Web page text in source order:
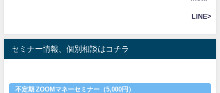
LINE>
セミナー情報、個別相談はコチラ
不定期 ZOOMマネーセミナー（5,000円）